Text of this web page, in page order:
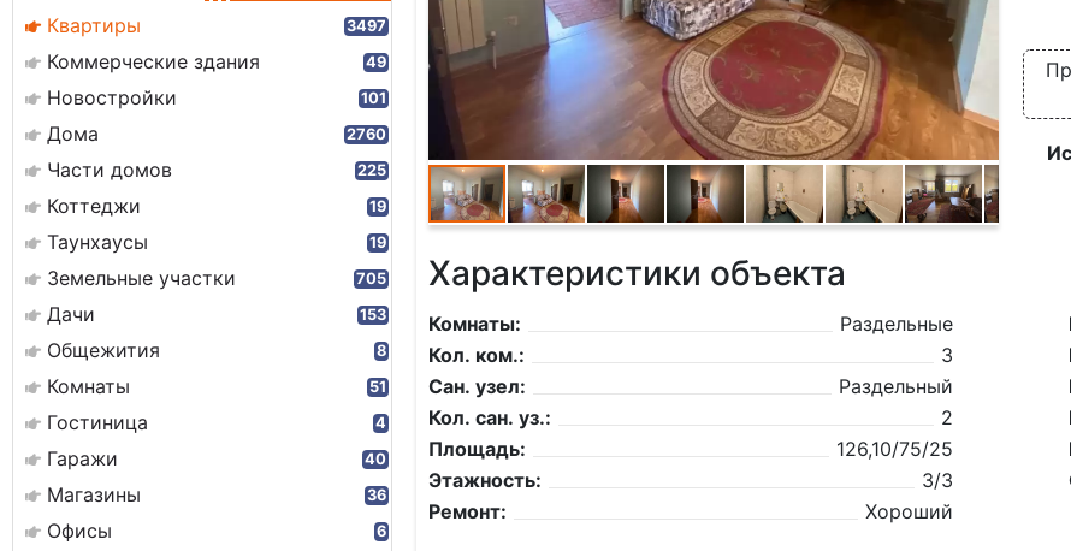
Квартиры 3497
Коммерческие здания 49
Новостройки 101
Дома 2760
Части домов 225
Коттеджи 19
Таунхаусы 19
Земельные участки 705
Дачи 153
Общежития 8
Комнаты 51
Гостиница 4
Гаражи 40
Магазины 36
Офисы 6
Характеристики объекта
Комнаты:
Раздельные
Кол. ком.:
3
Сан. узел:
Раздельный
Кол. сан. уз.:
2
Площадь:
126,10/75/25
Этажность:
3/3
Ремонт:
Хороший